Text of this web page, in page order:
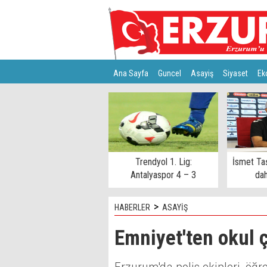
Ana Sayfa Guncel Asayiş Siyaset
Trendyol 1. Lig:
Antalyaspor 4 – 3
Keçiörengücü
İsmet
HABERLER > ASAYİŞ
Emniyet'ten okul